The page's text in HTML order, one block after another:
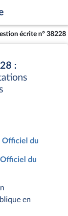
écrite n° 38228
:
Officiel du
du
en